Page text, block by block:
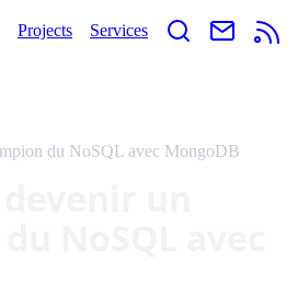
Projects Services
du NoSQL avec MongoDB